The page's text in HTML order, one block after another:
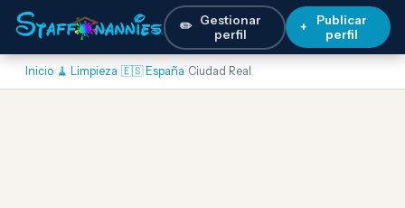
✏️ Gestionar
perfil
+
Publicar
perfil
Inicio› 🧹 Limpieza›🇪🇸 España›Ciudad Real